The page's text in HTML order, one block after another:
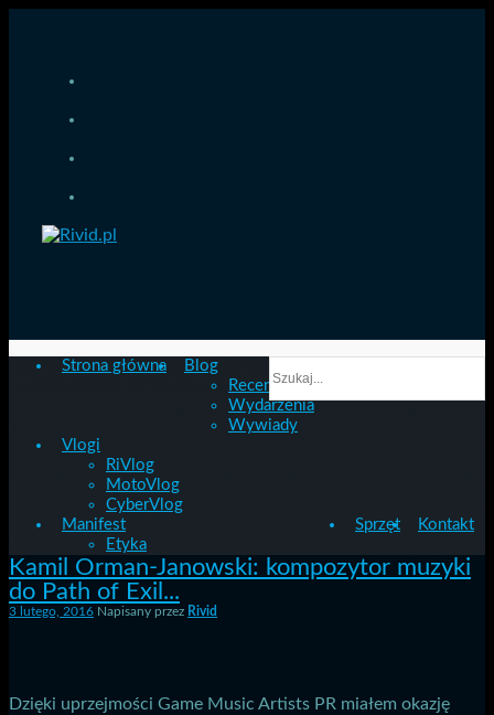
Strona główna
Blog
Recenzje
Wydarzenia
Wywiady
Vlogi
RiVlog
MotoVlog
CyberVlog
Manifest
Etyka
Sprzęt Kontakt
Kamil Orman-Janowski: kompozytor muzyki
do Path of Exil...
3 lutego, 2016 Napisany przez Rivid
Dzięki uprzejmości Game Music Artists PR miałem okazję